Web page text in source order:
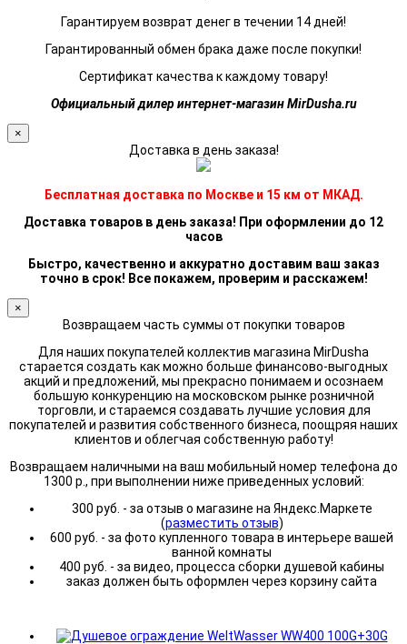
Гарантируем возврат денег в течении 14 дней!
Гарантированный обмен брака даже после покупки!
Сертификат качества к каждому товару!
Официальный дилер интернет-магазин MirDusha.ru
×
Доставка в день заказа!
Бесплатная доставка по Москве и 15 км от МКАД.
Доставка товаров в день заказа! При оформлении до 12
часов
Быстро, качественно и аккуратно доставим ваш заказ
точно в срок! Все покажем, проверим и расскажем!
×
Возвращаем часть суммы от покупки товаров
Для наших покупателей коллектив магазина MirDusha
старается создать как можно больше финансово-выгодных
акций и предложений, мы прекрасно понимаем и осознаем
большую конкуренцию на московском рынке розничной
торговли, и стараемся создавать лучшие условия для
покупателей и развития собственного бизнеса, поощряя наших
клиентов и облегчая собственную работу!
Возвращаем наличными на ваш мобильный номер телефона до
1300 р., при выполнении ниже приведенных условий:
300 руб. - за отзыв о магазине на Яндекс.Маркете
(разместить отзыв)
600 руб. - за фото купленного товара в интерьере вашей
ванной комнаты
400 руб. - за видео, процесса сборки душевой кабины
заказ должен быть оформлен через корзину сайта